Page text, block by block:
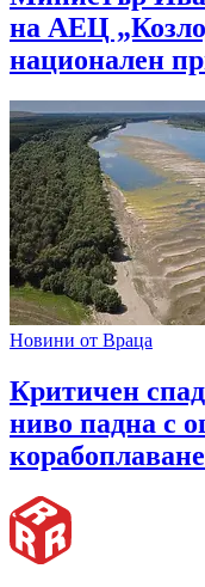
на АЕЦ
национален
Новини от Враца
Критичен
ниво падна с